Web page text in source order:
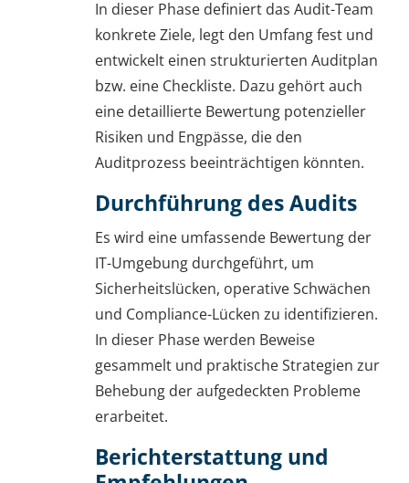
In dieser Phase definiert das Audit-Team
konkrete Ziele, legt den Umfang fest und
entwickelt einen strukturierten Auditplan
bzw. eine Checkliste. Dazu gehört auch
eine detaillierte Bewertung potenzieller
Risiken und Engpässe, die den
Auditprozess beeinträchtigen könnten.
Durchführung des Audits
Es wird eine umfassende Bewertung der
IT-Umgebung durchgeführt, um
Sicherheitslücken, operative Schwächen
und Compliance-Lücken zu identifizieren.
In dieser Phase werden Beweise
gesammelt und praktische Strategien zur
Behebung der aufgedeckten Probleme
erarbeitet.
Berichterstattung und